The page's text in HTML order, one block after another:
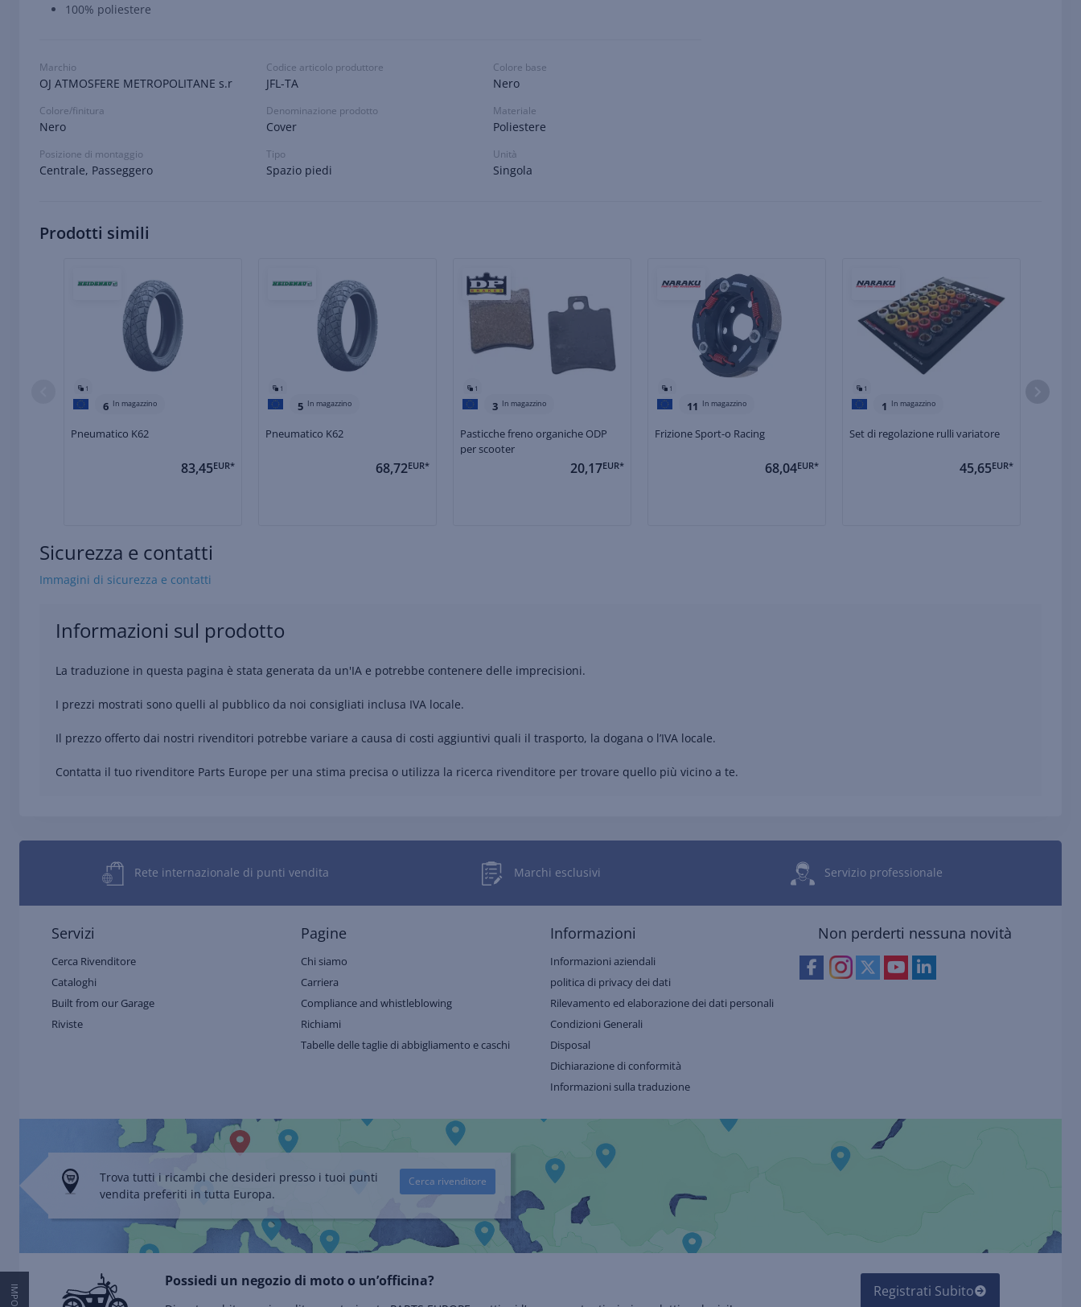
100% poliestere
Marchio
OJ ATMOSFERE METROPOLITANE s.r
Codice articolo produttore
JFL-TA
Colore base
Nero
Colore/finitura
Nero
Denominazione prodotto
Cover
Materiale
Poliestere
Posizione di montaggio
Centrale, Passeggero
Tipo
Spazio piedi
Unità
Singola
Prodotti simili
1
6 In magazzino
Pneumatico K62
83,45EUR*
1
5 In magazzino
Pneumatico K62
68,72EUR*
1
3 In magazzino
Pasticche freno organiche ODP
per scooter
20,17EUR*
1
11 In magazzino
Frizione Sport-o Racing
68,04EUR*
1
1 In magazzino
Set di regolazione rulli variatore
45,65EUR*
Sicurezza e contatti
Immagini di sicurezza e contatti
Informazioni sul prodotto
La traduzione in questa pagina è stata generata da un'IA e potrebbe contenere delle imprecisioni.
I prezzi mostrati sono quelli al pubblico da noi consigliati inclusa IVA locale.
Il prezzo offerto dai nostri rivenditori potrebbe variare a causa di costi aggiuntivi quali il trasporto, la dogana o l’IVA locale.
Contatta il tuo rivenditore Parts Europe per una stima precisa o utilizza la ricerca rivenditore per trovare quello più vicino a te.
Rete internazionale di punti vendita Marchi esclusivi Servizio professionale
Servizi
Cerca Rivenditore
Cataloghi
Built from our Garage
Riviste
Pagine
Chi siamo
Carriera
Compliance and whistleblowing
Richiami
Tabelle delle taglie di abbigliamento e caschi
Informazioni
Informazioni aziendali
politica di privacy dei dati
Rilevamento ed elaborazione dei dati personali
Condizioni Generali
Disposal
Dichiarazione di conformità
Informazioni sulla traduzione
Non perderti nessuna novità
Trova tutti i ricambi che desideri presso i tuoi punti
vendita preferiti in tutta Europa.
Cerca rivenditore
Possiedi un negozio di moto o un’officina?
Registrati Subito